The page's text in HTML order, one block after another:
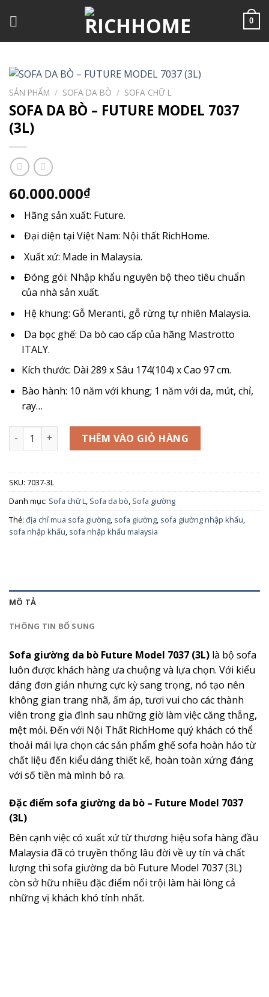
đến
0
SẢN PHẨM / SOFA DA BÒ / SOFA CHỮ L
SOFA DA BÒ – FUTURE MODEL 7037
(3L)
60.000.000₫
Hãng sản xuất: Future.
Đại diện tại Việt Nam: Nội thất RichHome.
Xuất xứ: Made in Malaysia.
Đóng gói: Nhập khẩu nguyên bộ theo tiêu chuẩn
của nhà sản xuất.
Hệ khung: Gỗ Meranti, gỗ rừng tự nhiên Malaysia.
Da bọc ghế: Da bò cao cấp của hãng Mastrotto
ITALY.
Kích thước: Dài 289 x Sâu 174(104) x Cao 97 cm.
Bào hành: 10 năm với khung; 1 năm với da, mút, chỉ,
ray…
SOFA DA BÒ - FUTURE MODEL 7037 (3L) số lượng
THÊM VÀO GIỎ HÀNG
SKU: 7037-3L
Danh mục: Sofa chữ L Sofa da bò Sofa giường
Thẻ: địa chỉ mua sofa giường sofa giường sofa giường nhập khẩu
sofa nhập khẩu sofa nhập khẩu malaysia
MÔ TẢ
THÔNG TIN BỔ SUNG
Sofa giường da bò Future Model 7037 (3L) là bộ sofa
luôn được khách hàng ưa chuộng và lựa chọn. Với kiểu
dáng đơn giản nhưng cực kỳ sang trọng, nó tạo nên
không gian trang nhã, ấm áp, tươi vui cho các thành
viên trong gia đình sau những giờ làm việc căng thẳng,
mệt mỏi. Đến với Nội Thất RichHome quý khách có thể
thoải mái lựa chọn các sản phẩm ghế sofa hoàn hảo từ
chất liệu đến kiểu dáng thiết kế, hoàn toàn xứng đáng
với số tiền mà mình bỏ ra.
Đặc điểm sofa giường da bò – Future Model 7037
(3L)
Bên cạnh việc có xuất xứ từ thương hiệu sofa hàng đầu
Malaysia đã có truyền thống lâu đời về uy tín và chất
lượng thì sofa giường da bò Future Model 7037 (3L)
còn sở hữu nhiều đặc điểm nổi trội làm hài lòng cả
những vị khách khó tính nhất.